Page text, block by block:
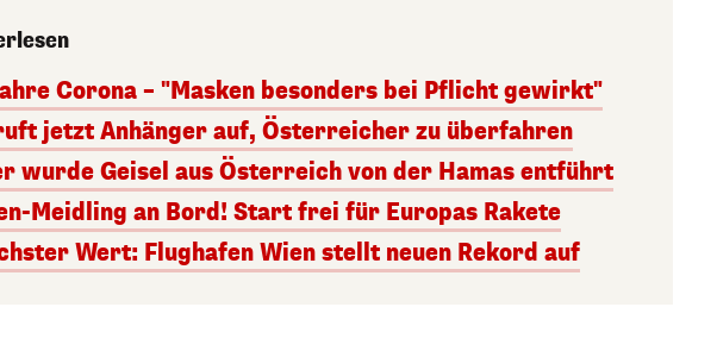
Corona – "Masken besonders bei Pflicht gewirkt"
jetzt Anhänger auf, Österreicher zu überfahren
wurde Geisel aus Österreich von der Hamas entführt
Meidling an Bord! Start frei für Europas Rakete
Wert: Flughafen Wien stellt neuen Rekord auf